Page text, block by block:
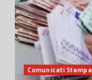
Comunicati Stampa